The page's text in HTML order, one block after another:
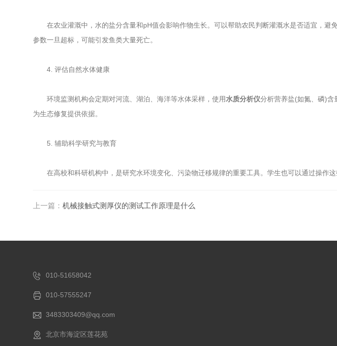
在农业灌溉中，水的盐分含量和pH值会影响作物生长。可以帮助农民判断灌溉水是否适宜，
参数一旦超标，可能引发鱼类大量死亡。
4. 评估自然水体健康
环境监测机构会定期对河流、湖泊、海洋等水体采样，使用水质分析仪分析营养盐(如氮、磷)含
为生态修复提供依据。
5. 辅助科学研究与教育
在高校和科研机构中，是研究水环境变化、污染物迁移规律的重要工具。学生也可以通过操作这
上一篇：机械接触式测厚仪的测试工作原理是什么
010-51658042
010-57555247
3483303409@qq.com
北京市海淀区莲花苑